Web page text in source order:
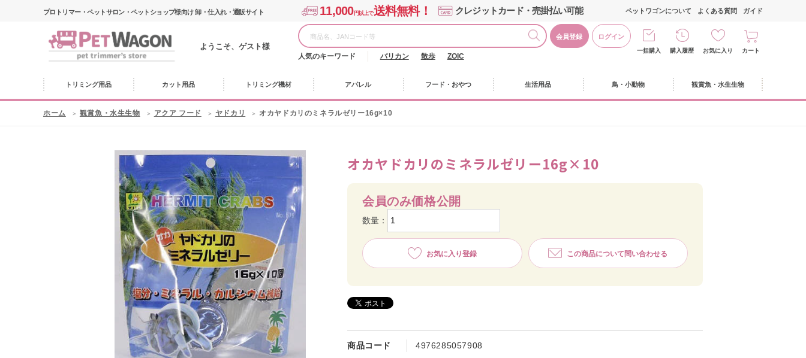
プロトリマー・ペットサロン・ペットショップ様向け 卸・仕入れ・通販サイト 11,000円以上で送料無料！ クレジットカード・売掛払い可能
ようこそ、ゲスト様
会員登録 ログイン
人気のキーワード バリカン 散歩 ZOIC
ペットワゴンについて よくある質問 ガイド
一括購入 購入履歴 お気に入り カート
トリミング用品 カット用品 トリミング機材 アパレル フード・おやつ 生活用品 鳥・小動物 観賞魚・水生生物
ホーム 観賞魚・水生生物 アクア フード ヤドカリ オカヤドカリのミネラルゼリー16g×10
オカヤドカリのミネラルゼリー16g×10
商品コード 4976285057908
会員のみ価格公開
数量：
お気に入り登録 この商品について問い合わせる